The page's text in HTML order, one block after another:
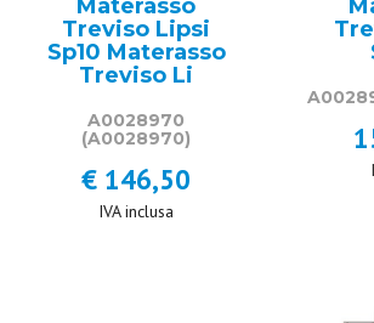
Materasso
Treviso Lipsi
Sp10 Materasso
Treviso Li
A0028970
(A0028970)
€ 146,50
IVA inclusa